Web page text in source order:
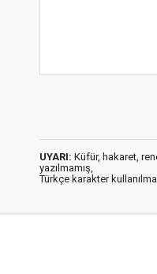
UYARI: Küfür, hakaret,
yazılmamış,
Türkçe karakter